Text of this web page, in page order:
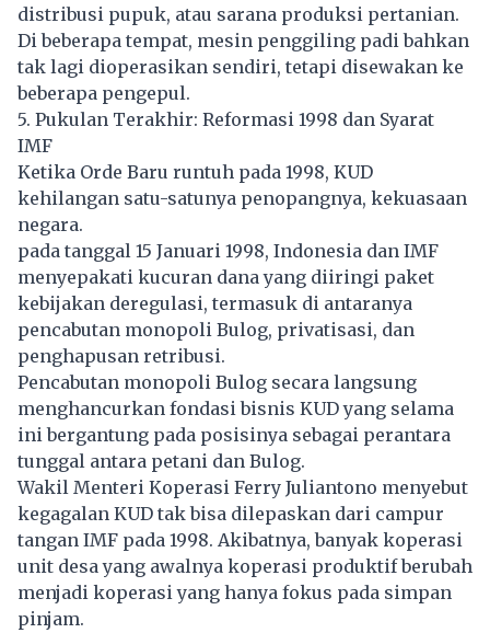
distribusi pupuk, atau sarana produksi pertanian.
Di beberapa tempat, mesin penggiling padi bahkan
tak lagi dioperasikan sendiri, tetapi disewakan ke
beberapa pengepul.
5. Pukulan Terakhir: Reformasi 1998 dan Syarat
IMF
Ketika Orde Baru runtuh pada 1998, KUD
kehilangan satu-satunya penopangnya, kekuasaan
negara.
pada tanggal 15 Januari 1998, Indonesia dan IMF
menyepakati kucuran dana yang diiringi paket
kebijakan deregulasi, termasuk di antaranya
pencabutan monopoli Bulog, privatisasi, dan
penghapusan retribusi.
Pencabutan monopoli Bulog secara langsung
menghancurkan fondasi bisnis KUD yang selama
ini bergantung pada posisinya sebagai perantara
tunggal antara petani dan Bulog.
Wakil Menteri Koperasi Ferry Juliantono menyebut
kegagalan KUD tak bisa dilepaskan dari campur
tangan IMF pada 1998. Akibatnya, banyak koperasi
unit desa yang awalnya koperasi produktif berubah
menjadi koperasi yang hanya fokus pada simpan
pinjam.